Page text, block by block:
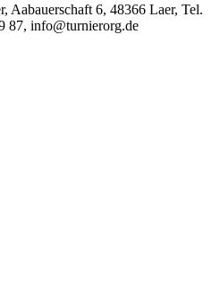
Aabauerschaft 6, 48366 Laer, Tel.
87, info@turnierorg.de